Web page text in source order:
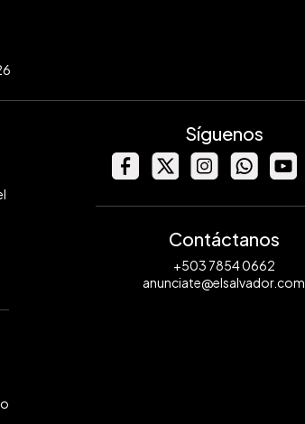
Síguenos
Contáctanos
+503 7854 0662
anunciate@elsalvador.com